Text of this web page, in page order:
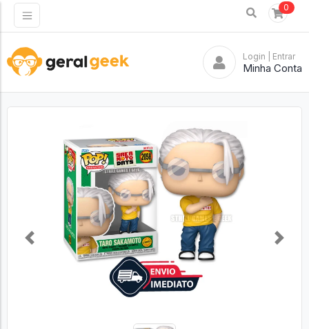
0
Login | Entrar
Minha Conta
Previous Next